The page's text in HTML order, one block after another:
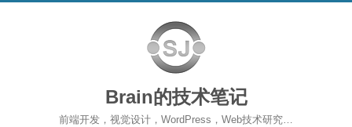
Brain的技术笔记
前端开发，视觉设计，WordPress，Web技术研究…